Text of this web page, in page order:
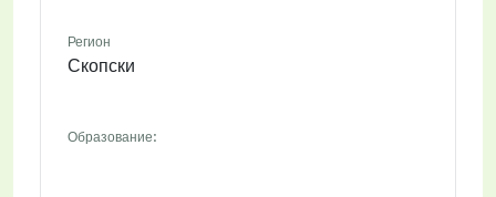
Регион
Скопски
Образование: